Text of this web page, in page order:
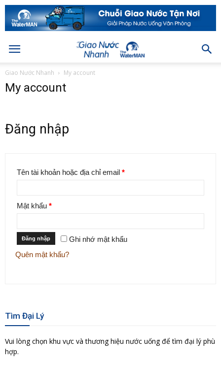
Giao Nước Nhanh My account
My account
Đăng nhập
Tên tài khoản hoặc địa chỉ email *
Mật khẩu *
Ghi nhớ mật khẩu
Đăng nhập
Quên mật khẩu?
Tìm Đại Lý
Vui lòng chọn khu vực và thương hiệu nước uống để tìm đại lý phù
hợp.